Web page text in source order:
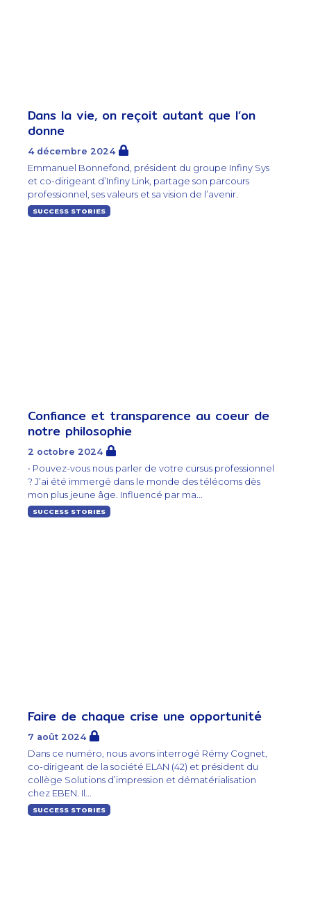
Dans la vie, on reçoit autant que l’on
donne
4 décembre 2024
Emmanuel Bonnefond, président du groupe Infiny Sys
et co-dirigeant d’Infiny Link, partage son parcours
professionnel, ses valeurs et sa vision de l’avenir.
SUCCESS STORIES
Confiance et transparence au coeur de
notre philosophie
2 octobre 2024
• Pouvez-vous nous parler de votre cursus professionnel
? J’ai été immergé dans le monde des télécoms dès
mon plus jeune âge. Influencé par ma...
SUCCESS STORIES
Faire de chaque crise une opportunité
7 août 2024
Dans ce numéro, nous avons interrogé Rémy Cognet,
co-dirigeant de la société ELAN (42) et président du
collège Solutions d’impression et dématérialisation
chez EBEN. Il...
SUCCESS STORIES